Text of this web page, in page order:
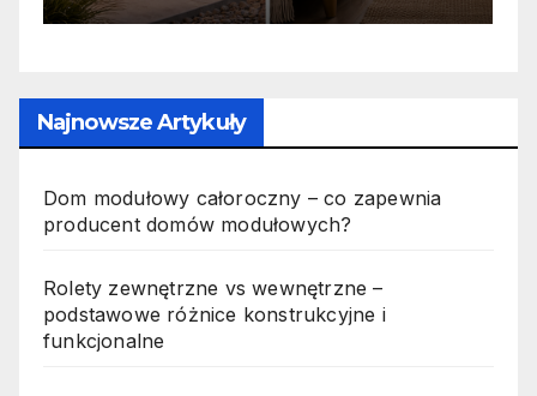
Najnowsze Artykuły
Dom modułowy całoroczny – co zapewnia
producent domów modułowych?
Rolety zewnętrzne vs wewnętrzne –
podstawowe różnice konstrukcyjne i
funkcjonalne